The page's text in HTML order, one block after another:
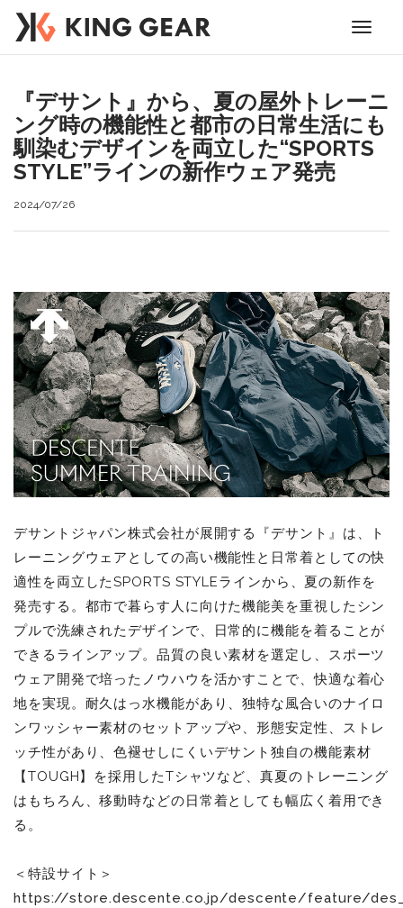
Toggle
『デサント』から、夏の屋外トレーニ
ング時の機能性と都市の日常生活にも
馴染むデザインを両立した“SPORTS
STYLE”ラインの新作ウェア発売
2024/07/26
デサントジャパン株式会社が展開する『デサント』は、ト
レーニングウェアとしての高い機能性と日常着としての快
適性を両立したSPORTS STYLEラインから、夏の新作を
発売する。都市で暮らす人に向けた機能美を重視したシン
プルで洗練されたデザインで、日常的に機能を着ることが
できるラインアップ。品質の良い素材を選定し、スポーツ
ウェア開発で培ったノウハウを活かすことで、快適な着心
地を実現。耐久はっ水機能があり、独特な風合いのナイロ
ンワッシャー素材のセットアップや、形態安定性、ストレ
ッチ性があり、色褪せしにくいデサント独自の機能素材
【TOUGH】を採用したTシャツなど、真夏のトレーニング
はもちろん、移動時などの日常着としても幅広く着用でき
る。
＜特設サイト＞
https://store.descente.co.jp/descente/feature/